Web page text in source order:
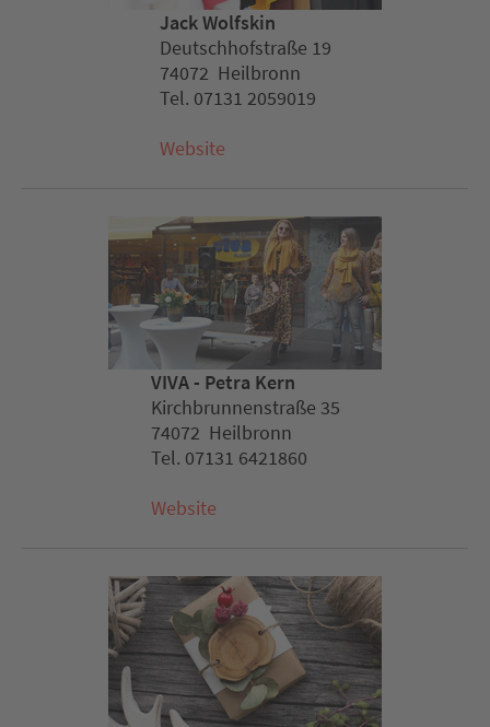
Jack Wolfskin
Deutschhofstraße 19
74072 Heilbronn
Tel. 07131 2059019
Website
VIVA - Petra Kern
Kirchbrunnenstraße 35
74072 Heilbronn
Tel. 07131 6421860
Website